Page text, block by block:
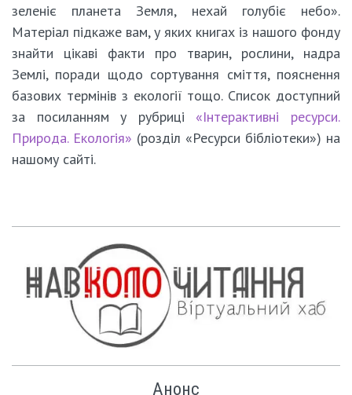
зеленіє планета Земля, нехай голубіє небо».
Матеріал підкаже вам, у яких книгах із нашого фонду
знайти цікаві факти про тварин, рослини, надра
Землі, поради щодо сортування сміття, пояснення
базових термінів з екології тощо. Список доступний
за посиланням у рубриці «Інтерактивні ресурси.
Природа. Екологія» (розділ «Ресурси бібліотеки») на
нашому сайті.
Анонс